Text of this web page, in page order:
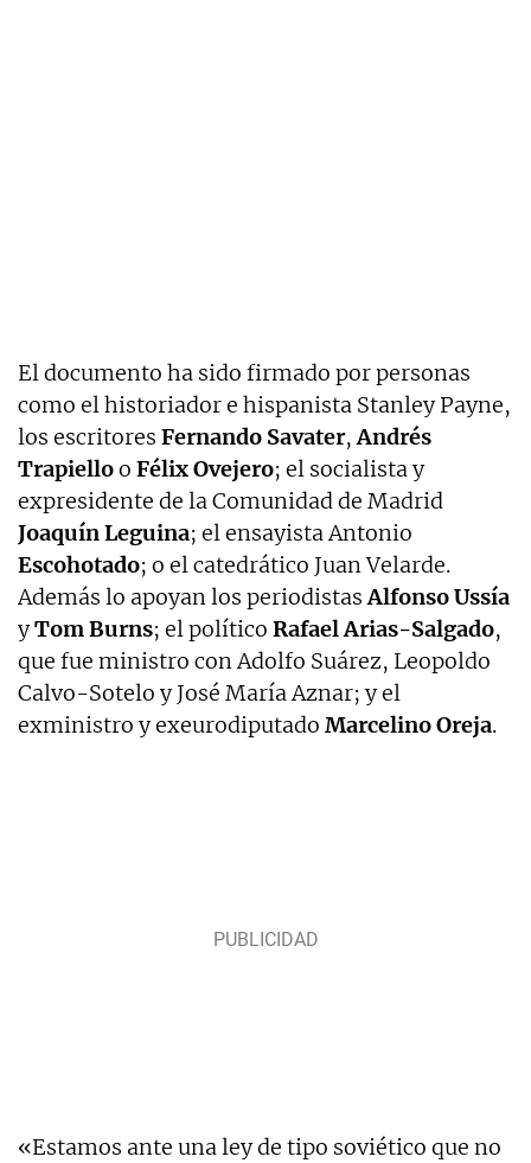
El documento ha sido firmado por personas
como el historiador e hispanista Stanley Payne,
los escritores Fernando Savater,Andrés
Trapielloo Félix Ovejero; el socialista y
expresidente de la Comunidad de Madrid
Joaquín Leguina; el ensayista Antonio
Escohotado; o el catedrático Juan Velarde.
Además lo apoyan los periodistasAlfonso Ussía
yTom Burns; el político Rafael Arias-Salgado,
que fue ministro con Adolfo Suárez, Leopoldo
Calvo-Sotelo y José María Aznar; y el
exministro y exeurodiputado Marcelino Oreja.
«Estamos ante una ley de tipo soviético que no